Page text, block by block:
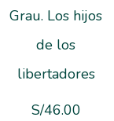
Grau. Los hijos
de los
libertadores
S/46.00